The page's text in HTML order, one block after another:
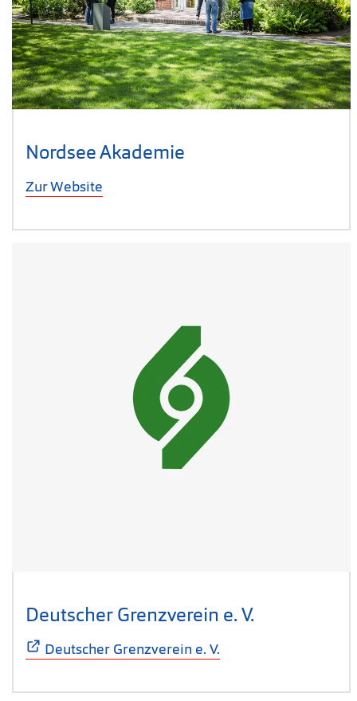
Nordsee Akademie
Zur Website
Deutscher Grenzverein e. V.
Deutscher Grenzverein e. V.